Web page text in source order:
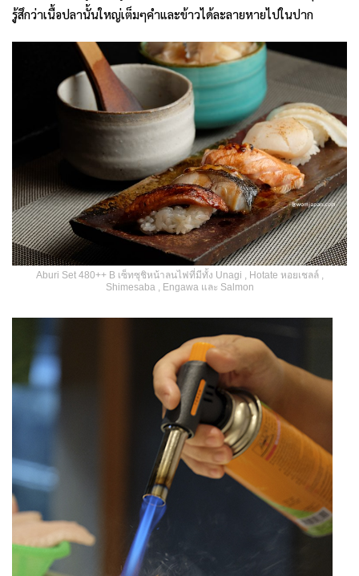
รู้สึกว่าเนื้อปลานั้นใหญ่เต็มๆคำและข้าวได้ละลายหายไปในปาก
Aburi Set 480++ B เซ็ทซุชิหน้าลนไฟที่มีทั้ง Unagi , Hotate หอยเชลล์ ,
Shimesaba , Engawa และ Salmon